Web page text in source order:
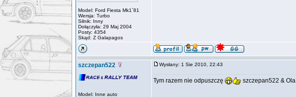
Model: Ford Fiesta Mk1`81
Wersja: Turbo
Silnik: Inny
Dołączyła: 29 Maj 2004
Posty: 4354
Skąd: Z Galapagos
szczepan522
Model: Inne auto
Wysłany: 1 Sie 2010, 22:43
Tym razem nie odpuszczę szczepan522 & Ola